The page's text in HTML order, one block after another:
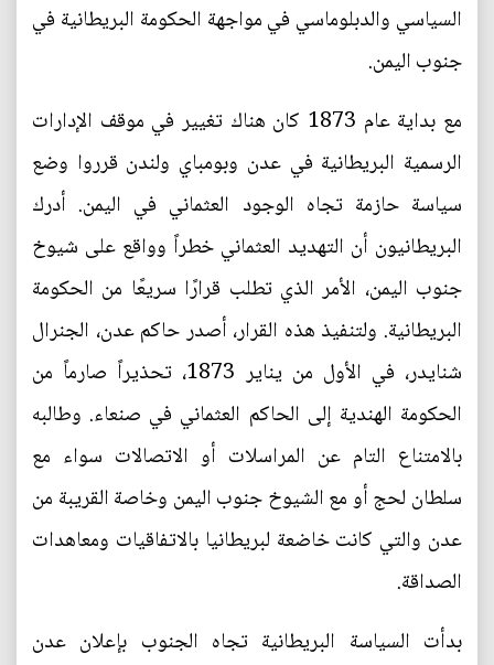
السياسي والدبلوماسي في مواجهة الحكومة البريطانية في
جنوب اليمن.
مع بداية عام 1873 كان هناك تغيير في موقف الإدارات
الرسمية البريطانية في عدن وبومباي ولندن قرروا وضع
سياسة حازمة تجاه الوجود العثماني في اليمن. أدرك
البريطانيون أن التهديد العثماني خطراً وواقع على شيوخ
جنوب اليمن، الأمر الذي تطلب قرارًا سريعًا من الحكومة
البريطانية. ولتنفيذ هذه القرار، أصدر حاكم عدن، الجنرال
شنايدر، في الأول من يناير 1873، تحذيراً صارماً من
الحكومة الهندية إلى الحاكم العثماني في صنعاء. وطالبه
بالامتناع التام عن المراسلات أو الاتصالات سواء مع
سلطان لحج أو مع الشيوخ جنوب اليمن وخاصة القريبة من
عدن والتي كانت خاضعة لبريطانيا بالاتفاقيات ومعاهدات
الصداقة.
بدأت السياسة البريطانية تجاه الجنوب بإعلان عدن